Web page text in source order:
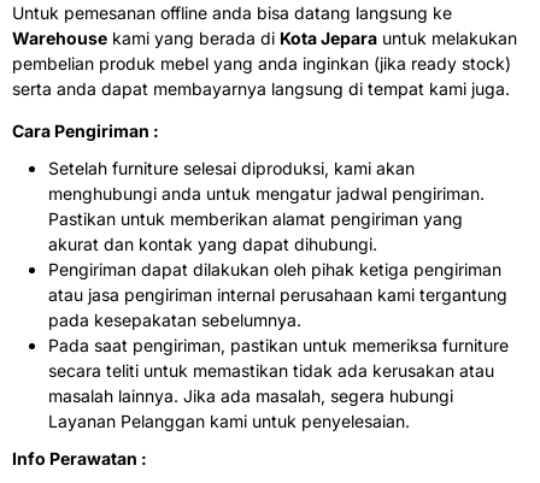
Untuk pemesanan offline anda bisa datang langsung ke
Warehouse kami yang berada di Kota Jepara untuk melakukan
pembelian produk mebel yang anda inginkan (jika ready stock)
serta anda dapat membayarnya langsung di tempat kami juga.
Cara Pengiriman :
Setelah furniture selesai diproduksi, kami akan
menghubungi anda untuk mengatur jadwal pengiriman.
Pastikan untuk memberikan alamat pengiriman yang
akurat dan kontak yang dapat dihubungi.
Pengiriman dapat dilakukan oleh pihak ketiga pengiriman
atau jasa pengiriman internal perusahaan kami tergantung
pada kesepakatan sebelumnya.
Pada saat pengiriman, pastikan untuk memeriksa furniture
secara teliti untuk memastikan tidak ada kerusakan atau
masalah lainnya. Jika ada masalah, segera hubungi
Layanan Pelanggan kami untuk penyelesaian.
Info Perawatan :